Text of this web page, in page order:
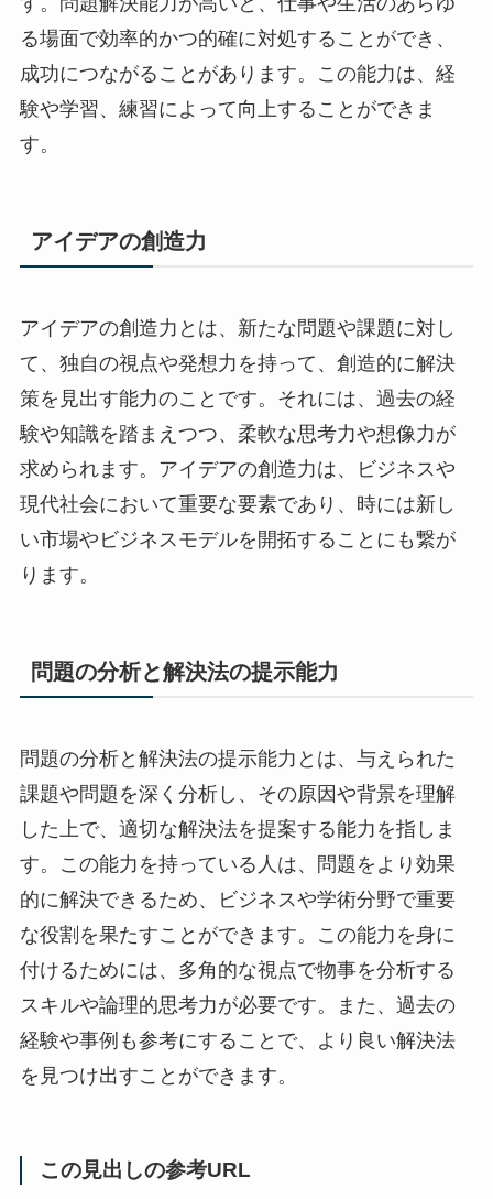
る場面で効率的かつ的確に対処することができ、
成功につながることがあります。この能力は、経
験や学習、練習によって向上することができま
す。
アイデアの創造力
アイデアの創造力とは、新たな問題や課題に対し
て、独自の視点や発想力を持って、創造的に解決
策を見出す能力のことです。それには、過去の経
験や知識を踏まえつつ、柔軟な思考力や想像力が
求められます。アイデアの創造力は、ビジネスや
現代社会において重要な要素であり、時には新し
い市場やビジネスモデルを開拓することにも繋が
ります。
問題の分析と解決法の提示能力
問題の分析と解決法の提示能力とは、与えられた
課題や問題を深く分析し、その原因や背景を理解
した上で、適切な解決法を提案する能力を指しま
す。この能力を持っている人は、問題をより効果
的に解決できるため、ビジネスや学術分野で重要
な役割を果たすことができます。この能力を身に
付けるためには、多角的な視点で物事を分析する
スキルや論理的思考力が必要です。また、過去の
経験や事例も参考にすることで、より良い解決法
を見つけ出すことができます。
この見出しの参考URL